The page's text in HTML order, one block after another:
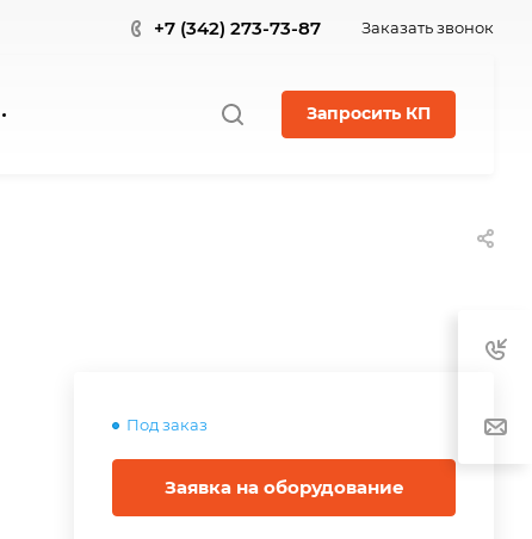
+7 (342) 273-73-87 Заказать звонок
Запросить КП
Под заказ
Заявка на оборудование